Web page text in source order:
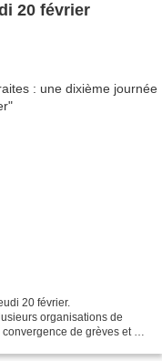
20 février
20 février.
organisations de
de grèves et de